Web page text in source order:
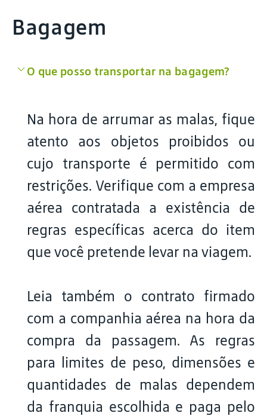
Bagagem
O que posso transportar na bagagem?
Na hora de arrumar as malas, fique
atento aos objetos proibidos ou
cujo transporte é permitido com
restrições. Verifique com a empresa
aérea contratada a existência de
regras específicas acerca do item
que você pretende levar na viagem.
Leia também o contrato firmado
com a companhia aérea na hora da
compra da passagem. As regras
para limites de peso, dimensões e
quantidades de malas dependem
da franquia escolhida e paga pelo